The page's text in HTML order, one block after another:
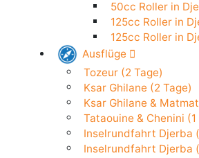
Elektroroller in
50cc Roller in
125cc Roller in
125cc Roller in
Ausflüge
Tozeur (2 Tage)
Ksar Ghilane (2
Ksar Ghilane &
Tataouine & Chenini